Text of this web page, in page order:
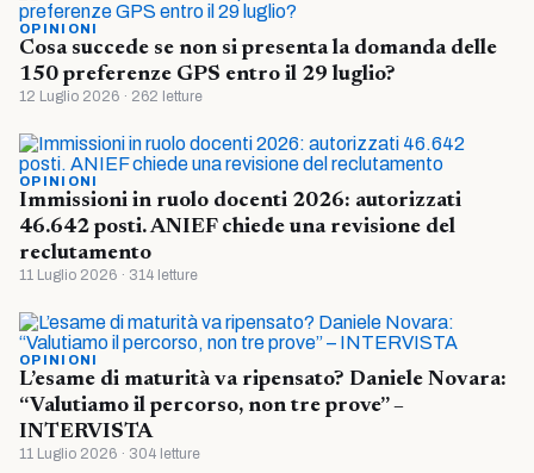
OPINIONI
Cosa succede se non si presenta la domanda delle
150 preferenze GPS entro il 29 luglio?
12 Luglio 2026 · 262 letture
OPINIONI
Immissioni in ruolo docenti 2026: autorizzati
46.642 posti. ANIEF chiede una revisione del
reclutamento
11 Luglio 2026 · 314 letture
OPINIONI
L’esame di maturità va ripensato? Daniele Novara:
“Valutiamo il percorso, non tre prove” –
INTERVISTA
11 Luglio 2026 · 304 letture